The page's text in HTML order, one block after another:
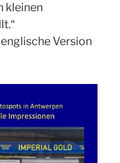
kleinen
Version